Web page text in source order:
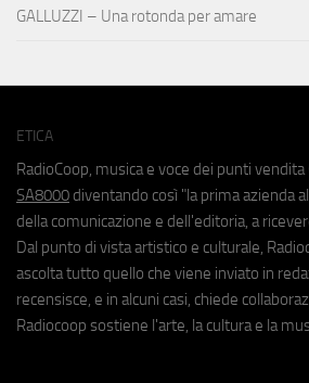
GALLUZZI – Una rotonda per amare
ETICA
RadioCoop, musica e voce dei punti
SA8000 diventando così "la prima azienda
della comunicazione e dell'editoria, a
Dal punto di vista artistico e culturale,
ascolta tutto quello che viene inviato in
recensisce, e in alcuni casi, chiede
Radiocoop sostiene l'arte, la cultura e la